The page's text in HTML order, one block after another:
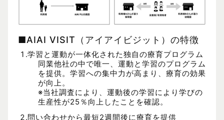
■AIAI VISIT（アイアイビジット）の特徴
学習と運動が一体化された独自の療育プログラム
同業他社の中で唯一、運動と学習のプログラム
を提供。学習への集中力が高まり、療育の効果
が向上。
※当社調査により、運動後の学習により学びの
生産性が25％向上したことを確認。
問い合わせから最短2週間後に療育を提供